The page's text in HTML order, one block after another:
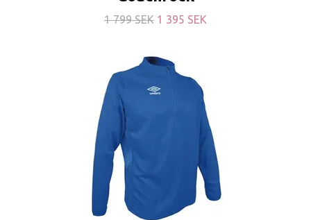
1 799 SEK 1 395 SEK